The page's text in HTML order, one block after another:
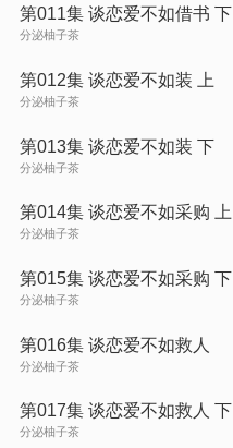
第011集 谈恋爱不如借书 下
分泌柚子茶
第012集 谈恋爱不如装 上
分泌柚子茶
第013集 谈恋爱不如装 下
分泌柚子茶
第014集 谈恋爱不如采购 上
分泌柚子茶
第015集 谈恋爱不如采购 下
分泌柚子茶
第016集 谈恋爱不如救人
分泌柚子茶
第017集 谈恋爱不如救人 下
分泌柚子茶